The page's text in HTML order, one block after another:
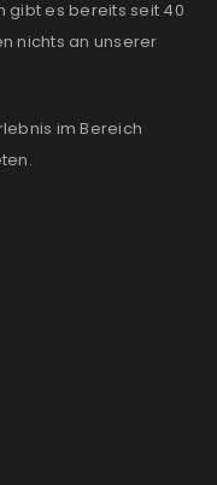
wird an
like to hear from
eröffnen und
gibt es bereits seit 40
nichts an unserer
im Bereich